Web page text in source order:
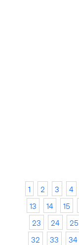
1 2 3 4
13
14 15
23
24 25
32
33 34